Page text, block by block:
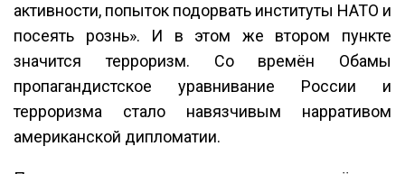
активности, попыток подорвать институты НАТО и
посеять рознь». И в этом же втором пункте
значится терроризм. Со времён Обамы
пропагандистское уравнивание России и
терроризма стало навязчивым нарративом
американской дипломатии.